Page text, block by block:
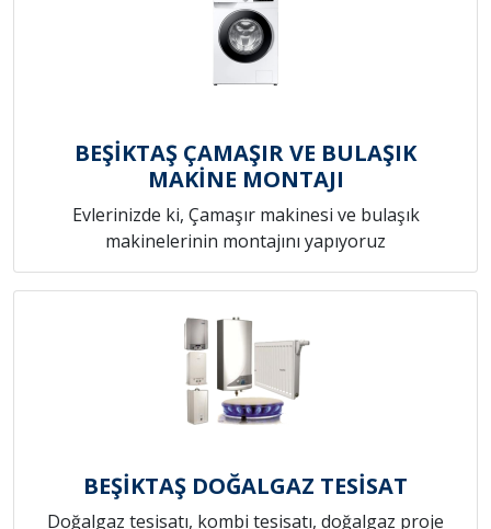
BEŞİKTAŞ ÇAMAŞIR VE BULAŞIK
MAKİNE MONTAJI
Evlerinizde ki, Çamaşır makinesi ve bulaşık
makinelerinin montajını yapıyoruz
BEŞİKTAŞ DOĞALGAZ TESİSAT
Doğalgaz tesisatı, kombi tesisatı, doğalgaz proje